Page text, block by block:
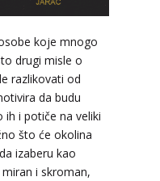
koje mnogo
drugi misle o
razlikovati od
da budu
ih i potiče na veliki
što će okolina
izaberu kao
i skroman,
/ Kod 369
tarot,
600
min